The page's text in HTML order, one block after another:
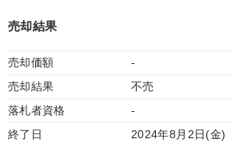
売却結果
売却価額
-
売却結果
不売
落札者資格
-
終了日
2024年8月2日(金)